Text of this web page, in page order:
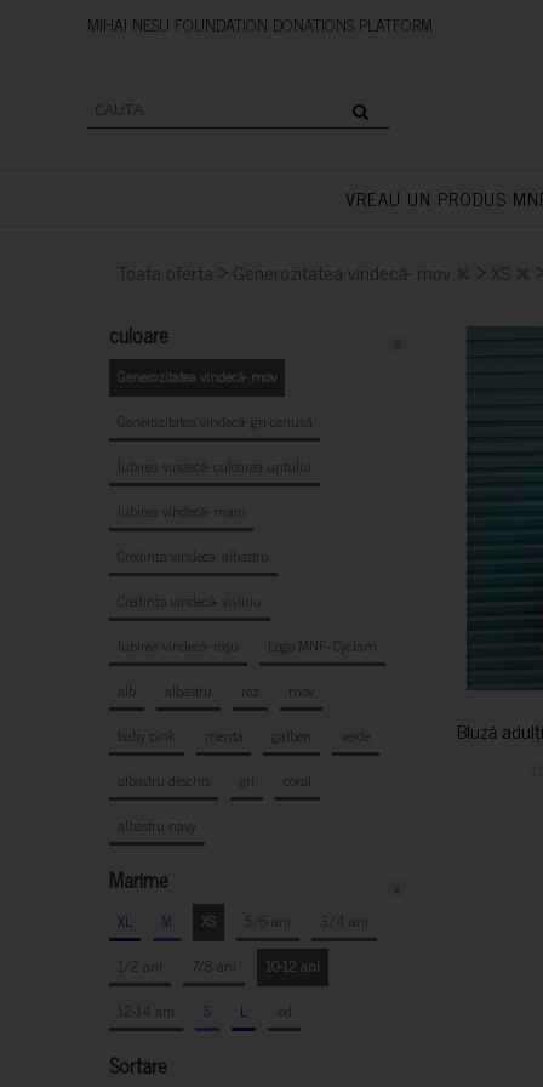
MIHAI NESU FOUNDATION
VREAU UN PRODUS
Toata oferta > Generozitatea vindecă- mov > XS >
culoare
Generozitatea vindecă- mov
Generozitatea vindecă- gri cenușă
Iubirea vindecă- culoarea untului
Iubirea vindecă- maro
Credința vindecă- albastru
Credința vindecă- vișiniu
Iubirea vindecă- roșu
Logo MNF- Cyclam
alb
albastru roz
mov
baby pink
mentă galben
verde
albastru deschis
gri
coral
albastru navy
Marime
XL M XS 5/6 ani
3/4 ani
1/2 ani
7/8 ani
10-12 ani
12-14 ani
S L xxl
Sortare
Bluză